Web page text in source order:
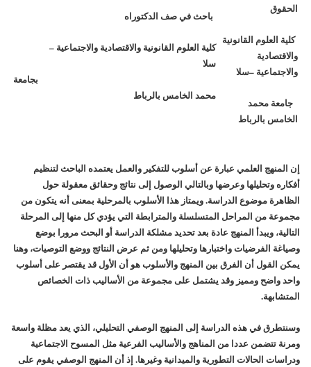
الحقوق
كلية العلوم القانونية
والاقتصادية
والاجتماعية –سلا
جامعة محمد
الخامس بالرباط
باحث في صف الدكتوراه
كلية العلوم القانونية والاقتصادية والاجتماعية –
سلا
بجامعة
محمد الخامس بالرباط
إن المنهج العلمي عبارة عن أسلوب للتفكير والعمل يعتمده الباحث لتنظيم
أفكاره وتحليلها وعرضها وبالتالي الوصول إلى نتائج وحقائق معقولة حول
الظاهرة موضوع الدراسة. ويمتاز هذا الأسلوب بالمرحلية بمعنى أنه يتكون من
مجموعة من المراحل المتسلسلة والمترابطة التي يؤدي كل منها إلى المرحلة
التالية، ويبدأ المنهج عادة بعد تحديد مشلكة الدراسة أو البحث مرورا بوضع
وصياغة الفرضيات واختبارها وتحليلها ومن ثم عرض النتائج ووضع التوصيات، وهنا
يمكن القول أن الفرق بين المنهج والأسلوب هو أن الأول قد يقتصر على أسلوب
واحد واضح ومميز وقد يشتمل على مجموعة من الأساليب ذات الخصائص
المتشابهة.
وسنتطرق في هذه الدراسة إلى المنهج الوصفي التحليلي، الذي يعد مظلة واسعة
ومرنة تتضمن عددا من المناهج والأساليب الفرعية مثل المسوح الاجتماعية
ودراسات الحالات التطورية والميدانية وغيرها. إذ أن المنهج الوصفي يقوم على